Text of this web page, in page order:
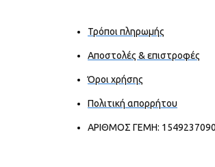
Τρόποι πληρωμής
Αποστολές & επιστροφές
Όροι χρήσης
Πολιτική απορρήτου
ΑΡΙΘΜΟΣ ΓΕΜΗ: